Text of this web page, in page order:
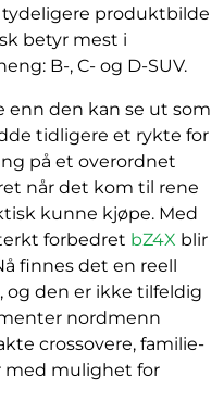
produktbilde
betyr mest i
B-, C- og D-SUV.
enn den kan se ut som
tidligere et rykte for
på et overordnet
når det kom til rene
kunne kjøpe. Med
forbedret bZ4X blir
finnes det en reell
den er ikke tilfeldig
nordmenn
crossovere, familie-
med mulighet for